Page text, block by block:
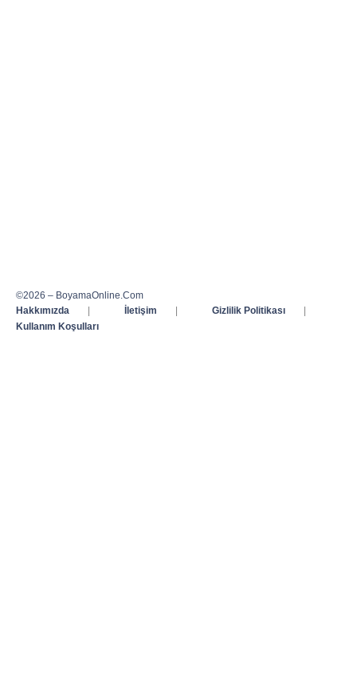
©2026 – BoyamaOnline.Com
Hakkımızda
| İletişim | Gizlilik Politikası
|
Kullanım Koşulları